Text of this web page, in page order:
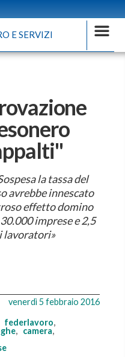
E SERVIZI
la tassa del
avrebbe innescato
effetto domino
imprese e 2,5
lavoratori»
venerdì 5 febbraio 2016
federlavoro,
, camera,